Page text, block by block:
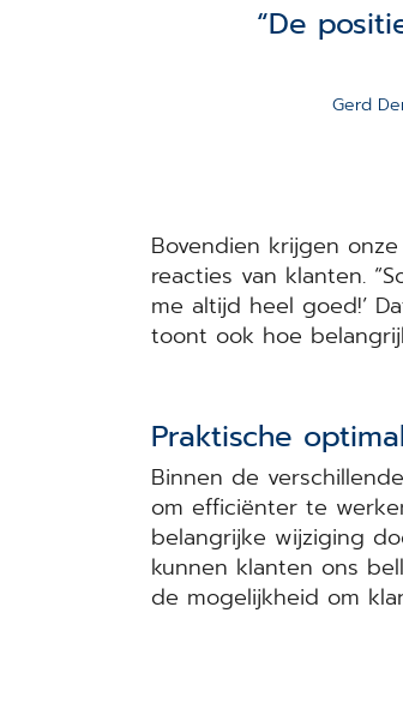
De
Gerd
Bovendien krijgen
reacties van klanten.
me altijd heel goed!’
toont ook hoe
Praktische
Binnen de
om efficiënter te
belangrijke wijziging
kunnen klanten ons
de mogelijkheid om